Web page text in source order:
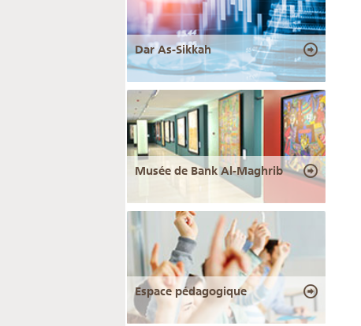
Dar As-Sikkah
Musée de Bank Al-Maghrib
Espace pédagogique